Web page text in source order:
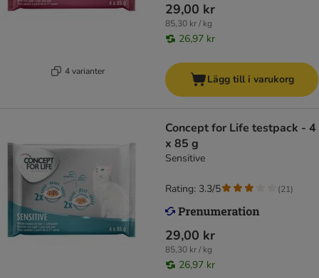
4 varianter
29,00 kr
85,30 kr / kg
26,97 kr
Lägg till i varukorg
Concept for Life testpack - 4
x 85 g
Sensitive
29,00 kr
85,30 kr / kg
26,97 kr
Rating: 3.3/5 (21)